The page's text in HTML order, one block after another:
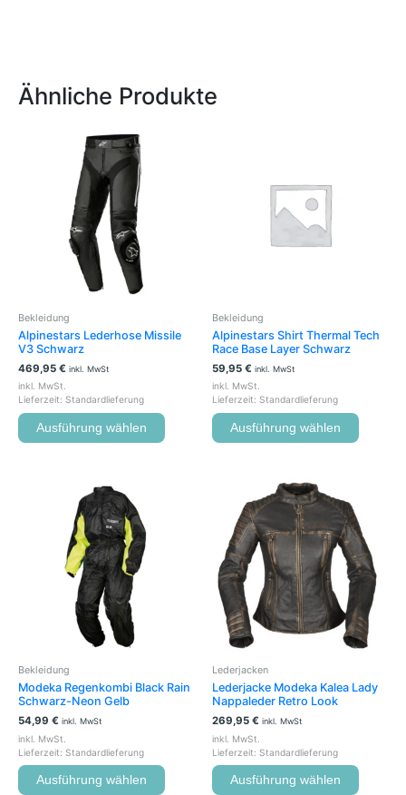
Ähnliche Produkte
Bekleidung
Alpinestars Lederhose Missile
V3 Schwarz
469,95 € inkl. MwSt
inkl. MwSt.
Lieferzeit: Standardlieferung
Ausführung wählen
Produktseite
gewählt
Bekleidung
Alpinestars Shirt Thermal Tech
Race Base Layer Schwarz
59,95 € inkl. MwSt
inkl. MwSt.
Lieferzeit: Standardlieferung
Ausführung wählen
gewählt
Bekleidung
Modeka Regenkombi Black Rain
Schwarz-Neon Gelb
54,99 € inkl. MwSt
inkl. MwSt.
Lieferzeit: Standardlieferung
Ausführung wählen
Produktseite
gewählt
Lederjacken
Lederjacke Modeka Kalea Lady
Nappaleder Retro Look
269,95 € inkl. MwSt
inkl. MwSt.
Lieferzeit: Standardlieferung
Ausführung wählen
weist
mehrere
auf.
Die
können
auf
gewählt